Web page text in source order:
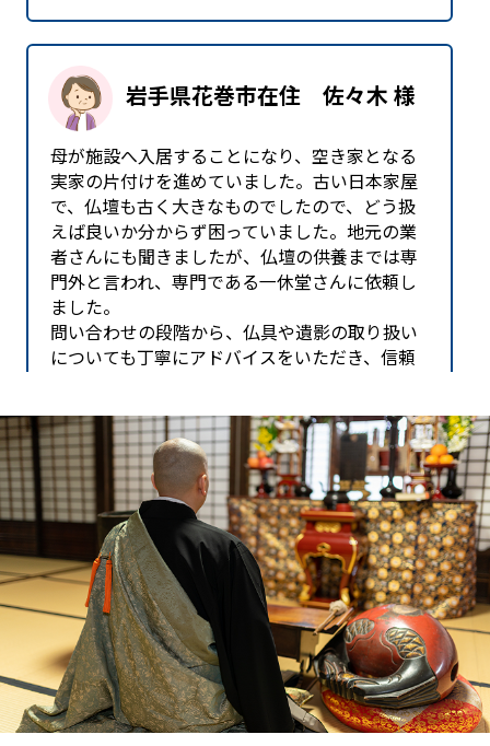
岩手県花巻市在住 佐々木 様
母が施設へ入居することになり、空き家となる
実家の片付けを進めていました。古い日本家屋
で、仏壇も古く大きなものでしたので、どう扱
えば良いか分からず困っていました。地元の業
者さんにも聞きましたが、仏壇の供養までは専
門外と言われ、専門である一休堂さんに依頼し
ました。
問い合わせの段階から、仏具や遺影の取り扱い
についても丁寧にアドバイスをいただき、信頼
かに手を合わせてくださったので、母も「これ
ならバチも当たらないね」と安堵していまし
た。搬出も、狭い玄関や廊下を傷つけないよう
慎重に行っていただき、プロの技を感じまし
後日、供養証明書が届き、最後までしっかり対
応していただいたことに感謝しています。花巻
市周辺で、安心して仏壇を任せられる業者をお
探しの方には、一休堂さんが一番だと思いま
す。